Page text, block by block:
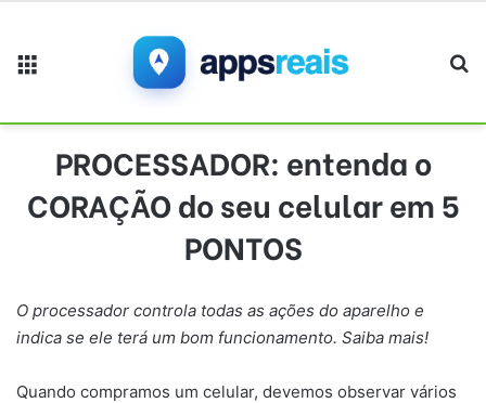
PROCESSADOR: entenda o
CORAÇÃO do seu celular em 5
PONTOS
O processador controla todas as ações do aparelho e
indica se ele terá um bom funcionamento. Saiba mais!
Quando compramos um celular, devemos observar vários